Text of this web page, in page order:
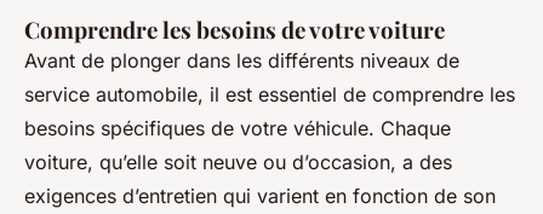
Comprendre les besoins de votre voiture
Avant de plonger dans les différents niveaux de
service automobile, il est essentiel de comprendre les
besoins spécifiques de votre véhicule. Chaque
voiture, qu’elle soit neuve ou d’occasion, a des
exigences d’entretien qui varient en fonction de son